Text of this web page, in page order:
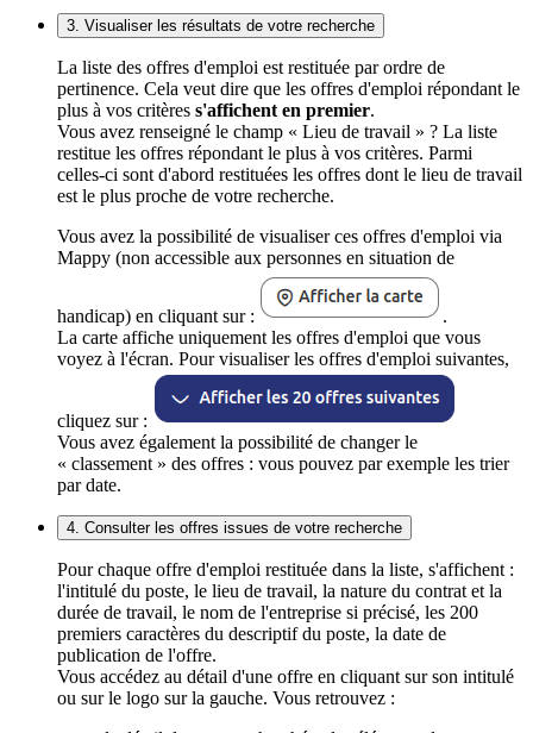
3. Visualiser les résultats de votre recherche
La liste des offres d'emploi est restituée par ordre de
pertinence. Cela veut dire que les offres d'emploi répondant le
plus à vos critères s'affichent en premier.
Vous avez renseigné le champ « Lieu de travail » ? La liste
restitue les offres répondant le plus à vos critères. Parmi
celles-ci sont d'abord restituées les offres dont le lieu de travail
est le plus proche de votre recherche.
Vous avez la possibilité de visualiser ces offres d'emploi via
Mappy (non accessible aux personnes en situation de
handicap) en cliquant sur :
.
La carte affiche uniquement les offres d'emploi que vous
voyez à l'écran. Pour visualiser les offres d'emploi suivantes,
cliquez sur :
Vous avez également la possibilité de changer le
« classement » des offres : vous pouvez par exemple les trier
par date.
4. Consulter les offres issues de votre recherche
Pour chaque offre d'emploi restituée dans la liste, s'affichent :
l'intitulé du poste, le lieu de travail, la nature du contrat et la
durée de travail, le nom de l'entreprise si précisé, les 200
premiers caractères du descriptif du poste, la date de
publication de l'offre.
Vous accédez au détail d'une offre en cliquant sur son intitulé
ou sur le logo sur la gauche. Vous retrouvez :